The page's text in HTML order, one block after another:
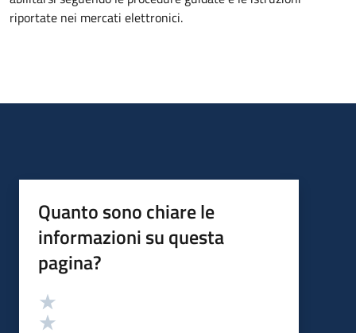
riportate nei mercati elettronici.
Quanto sono chiare le
informazioni su questa
pagina?
Valutazione